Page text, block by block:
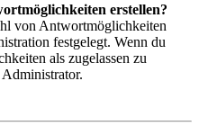
erstellen?
von Antwortmöglichkeiten
festgelegt. Wenn du
als zugelassen zu